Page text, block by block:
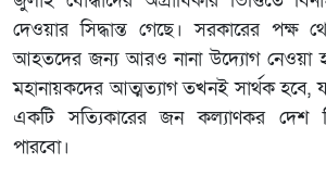
দেওয়ার সিদ্ধান্ত গেছে। সরকারের
আহতদের জন্য আরও নানা উদ্যোগ নেওয়া
মহানায়কদের আত্মত্যাগ তখনই সার্থক
একটি সত্যিকারের জন কল্যাণকর দেশ
পারবো।